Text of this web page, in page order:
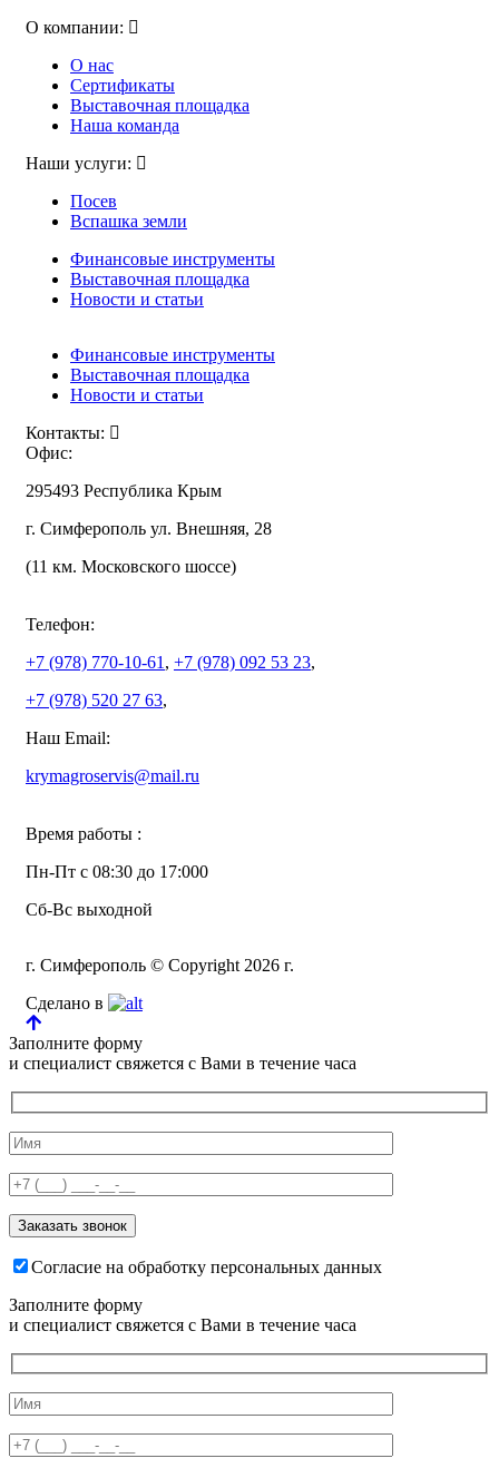
О компании:
О нас
Сертификаты
Выставочная площадка
Наша команда
Наши услуги:
Посев
Вспашка земли
Финансовые инструменты
Выставочная площадка
Новости и статьи
Финансовые инструменты
Выставочная площадка
Новости и статьи
Контакты:
Офис:
295493 Республика Крым
г. Симферополь ул. Внешняя, 28
(11 км. Московского шоссе)
Телефон:
+7 (978) 770-10-61 , +7 (978) 092 53 23,
+7 (978) 520 27 63,
Наш Email:
krymagroservis@mail.ru
Время работы :
Пн-Пт с 08:30 до 17:000
Сб-Вс выходной
г. Симферополь © Copyright 2026 г.
Сделано в
Заполните форму
и специалист свяжется с Вами в течение часа
Согласие на обработку персональных данных
Заполните форму
и специалист свяжется с Вами в течение часа